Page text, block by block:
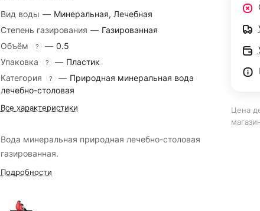
Вид воды — Минеральная, Лечебная
Степень газирования — Газированная
Объём
? — 0.5
Упаковка
? — Пластик
Категория
? — Природная минеральная вода
лечебно-столовая
Все характеристики
Вода минеральная природная лечебно-столовая
газированная.
Подробности
Цена